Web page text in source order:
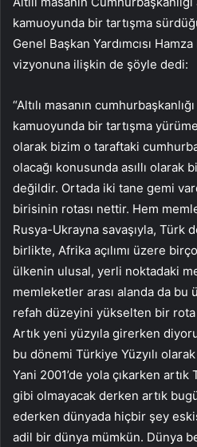
kamuoyunda bir tartışma
Genel Başkan Yardımcısı
vizyonuna ilişkin de şöyle dedi:
“Altılı masanın
kamuoyunda bir tartışma
olarak bizim o taraftaki
olacağı konusunda asıllı olarak
değildir. Ortada iki tane gemi
birisinin rotası nettir. Hem
Rusya-Ukrayna savaşıyla, Türk
birlikte, Afrika açılımı üzere
ülkenin ulusal, yerli noktadaki
memleketler arası alanda da
refah düzeyini yükselten bir
Artık yeni yüzyıla girerken
bu dönemi Türkiye Yüzyılı
Yani 2001’de yola çıkarken
gibi olmayacak derken artık
ederken dünyada hiçbir şey
adil bir dünya mümkün. Dünya